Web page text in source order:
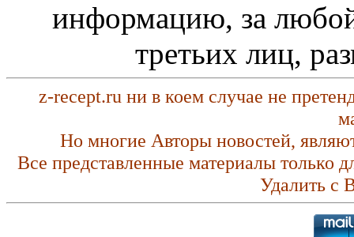
информацию, за любой
третьих лиц,
z-recept.ru ни в коем случае не
Но многие Авторы новостей,
Все представленные материалы только
Удалить с